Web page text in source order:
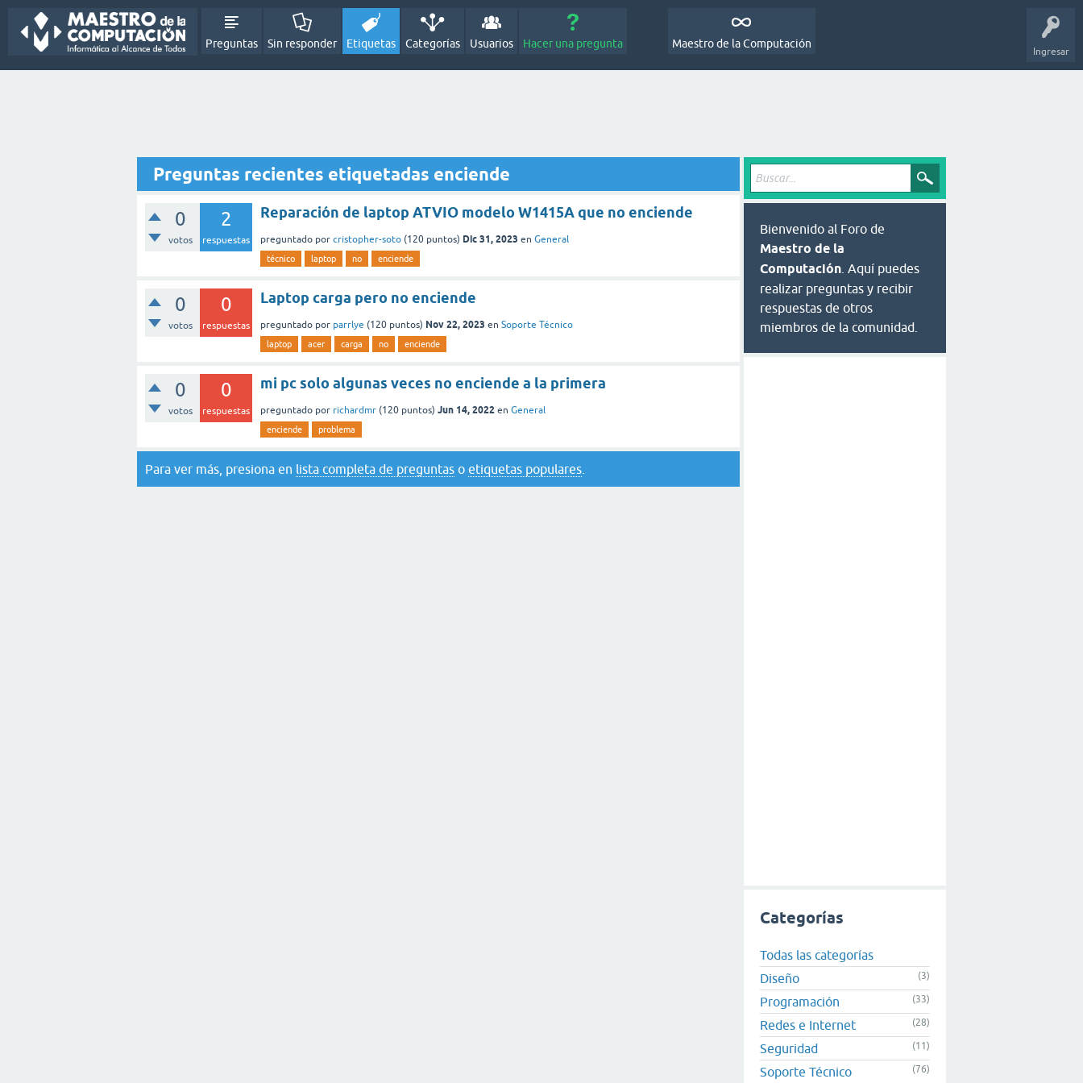
Ingresar
Preguntas Sin responder Etiquetas Categorías Usuarios Hacer una pregunta Maestro de la Computación
Preguntas recientes etiquetadas enciende
0
votos
2
respuestas
Reparación de laptop ATVIO modelo W1415A que no enciende
preguntado por cristopher-soto (120 puntos) Dic 31, 2023 en General
técnico laptop no enciende
0
votos
0
respuestas
Laptop carga pero no enciende
preguntado por parrlye (120 puntos) Nov 22, 2023 en Soporte Técnico
laptop acer carga no enciende
0
votos
0
respuestas
mi pc solo algunas veces no enciende a la primera
preguntado por richardmr (120 puntos) Jun 14, 2022 en General
enciende problema
Para ver más, presiona en lista completa de preguntas o etiquetas populares
Bienvenido al Foro de
Maestro de la
Computación . Aquí puedes
realizar preguntas y recibir
respuestas de otros
miembros de la comunidad.
Categorías
Todas las categorías
Diseño
(3)
Programación (33)
Redes e Internet (28)
Seguridad (11)
Soporte Técnico (76)